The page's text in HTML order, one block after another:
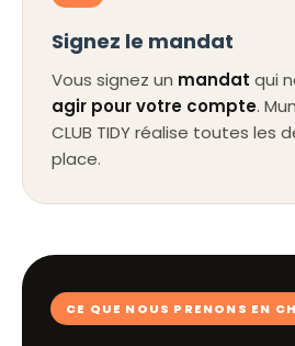
Signez le mandat
Vous signez un mandat qui
agir pour votre compte.
CLUB TIDY réalise toutes les
place.
CE QUE NOUS PRENONS EN